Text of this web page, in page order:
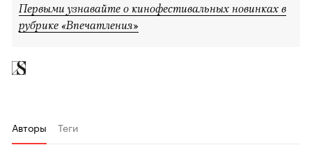
Первыми узнавайте о кинофестивальных новинках в
рубрике «Впечатления»
Авторы Теги